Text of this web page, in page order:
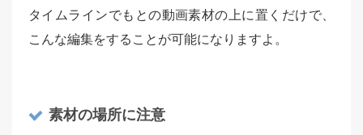
タイムラインでもとの動画素材の上に置くだけで、
こんな編集をすることが可能になりますよ。
素材の場所に注意